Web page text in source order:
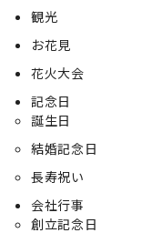
観光
お花見
花火大会
記念日
誕生日
結婚記念日
長寿祝い
会社行事
創立記念日